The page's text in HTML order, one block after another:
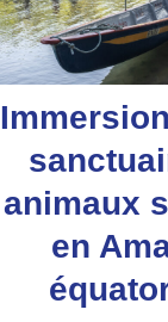
animaux
en